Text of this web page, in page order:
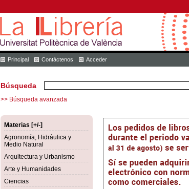
Principal Contáctenos Acceder
Búsqueda
>> Búsqueda avanzada
Materias [+/-]
Agronomía, Hidráulica y
Medio Natural
Arquitectura y Urbanismo
Arte y Humanidades
Ciencias